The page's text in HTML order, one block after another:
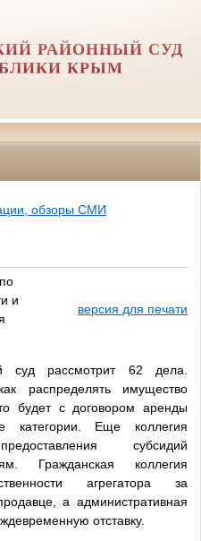
РАЙОННЫЙ СУД
КРЫМ
обзоры СМИ
и
версия для печати
суд рассмотрит 62 дела.
распределять имущество
будет с договором аренды
категории. Еще коллегия
субсидий
Гражданская коллегия
агрегатора за
а административная
отставку.